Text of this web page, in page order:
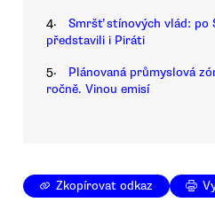
4.
Smršť stínových vlád: po
představili i Piráti
5.
Plánovaná průmyslová
ročně. Vinou emisí
Zkopírovat odkaz